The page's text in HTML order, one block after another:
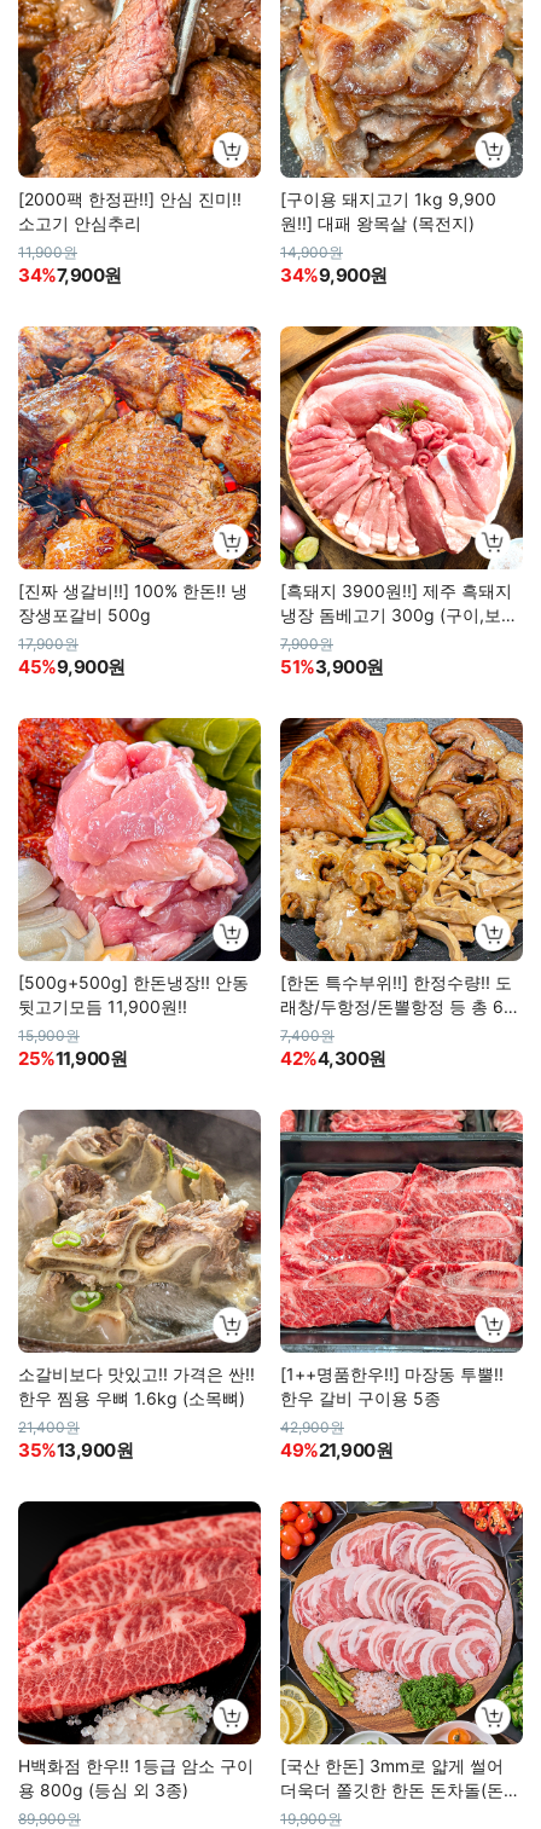
[2000팩 한정판!!] 안심 진미!!
소고기 안심추리
11,900원
34%7,900원
[구이용 돼지고기 1kg 9,900
원!!] 대패 왕목살 (목전지)
14,900원
34%9,900원
[진짜 생갈비!!] 100% 한돈!! 냉
장생포갈비 500g
17,900원
45%9,900원
[흑돼지 3900원!!] 제주 흑돼지
냉장 돔베고기 300g (구이,보쌈
용 등 5종)
7,900원
51%3,900원
[500g+500g] 한돈냉장!! 안동
뒷고기모듬 11,900원!!
15,900원
25%11,900원
[한돈 특수부위!!] 한정수량!! 도
래창/두항정/돈뽈항정 등 총 6종
(모음전)
7,400원
42%4,300원
소갈비보다 맛있고!! 가격은 싼!!
한우 찜용 우뼈 1.6kg (소목뼈)
21,400원
35%13,900원
[1++명품한우!!] 마장동 투뿔!!
한우 갈비 구이용 5종
42,900원
49%21,900원
H백화점 한우!! 1등급 암소 구이
용 800g (등심 외 3종)
89,900원
[국산 한돈] 3mm로 얇게 썰어
더욱더 쫄깃한 한돈 돈차돌(돈뽈
항정) 500g
19,900원